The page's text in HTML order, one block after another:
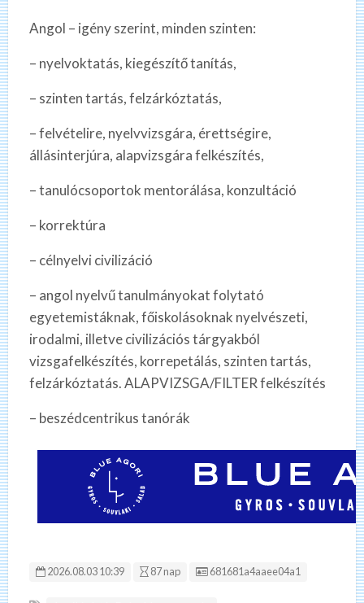
Angol – igény szerint, minden szinten:
– nyelvoktatás, kiegészítő tanítás,
– szinten tartás, felzárkóztatás,
– felvételire, nyelvvizsgára, érettségire,
állásinterjúra, alapvizsgára felkészítés,
– tanulócsoportok mentorálása, konzultáció
– korrektúra
– célnyelvi civilizáció
– angol nyelvű tanulmányokat folytató
egyetemistáknak, főiskolásoknak nyelvészeti,
irodalmi, illetve civilizációs tárgyakból
vizsgafelkészítés, korrepetálás, szinten tartás,
felzárkóztatás. ALAPVIZSGA/FILTER felkészítés
– beszédcentrikus tanórák
2026.08.03 10:39 87 nap Hirdetés ID:
681681a4aaee04a1